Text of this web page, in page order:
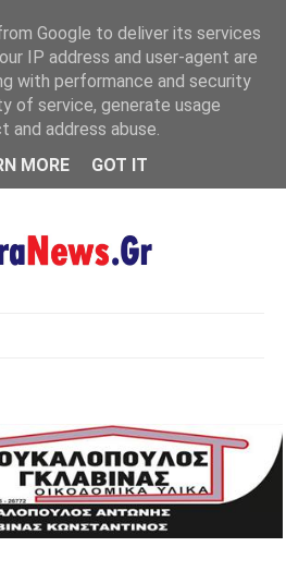
MENU
Google to deliver its services
IP address and user-agent are
with performance and security
of service, generate usage
address abuse.
MORE
GOT IT